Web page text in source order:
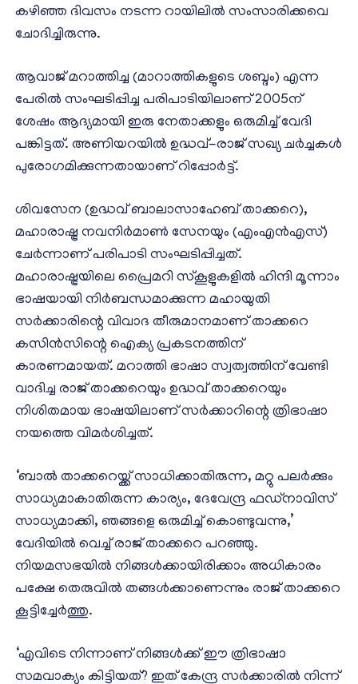
കഴിഞ്ഞ ദിവസം നടന്ന റായിലില്‍ സംസാരിക്കവെ
ചോദിച്ചിരുന്നു.
ആവാജ് മറാത്തിച്ച (മാറാത്തികളുടെ ശബ്ദം) എന്ന
പേരില്‍ സംഘടിപ്പിച്ച പരിപാടിയിലാണ് 2005ന്
ശേഷം ആദ്യമായി ഇരു നേതാക്കളും ഒരുമിച്ച് വേദി
പങ്കിട്ടത്. അണിയറയില്‍ ഉദ്ധവ്-രാജ് സഖ്യ ചര്‍ച്ചകള്‍
പുരോഗമിക്കുന്നതായാണ് റിപ്പോര്‍ട്ട്.
ശിവസേന (ഉദ്ധവ് ബാലാസാഹേബ് താക്കറെ),
മഹാരാഷ്ട്ര നവനിര്‍മാണ്‍ സേനയും (എംഎന്‍എസ്)
ചേര്‍ന്നാണ് പരിപാടി സംഘടിപ്പിച്ചത്.
മഹാരാഷ്ട്രയിലെ പ്രൈമറി സ്‌കൂളുകളില്‍ ഹിന്ദി മൂന്നാം
ഭാഷയായി നിര്‍ബന്ധമാക്കുന്ന മഹായുതി
സര്‍ക്കാരിന്റെ വിവാദ തീരുമാനമാണ് താക്കറെ
കസിന്‍സിന്റെ ഐക്യ പ്രകടനത്തിന്
കാരണമായത്. മറാത്തി ഭാഷാ സ്വത്വത്തിന് വേണ്ടി
വാദിച്ച രാജ് താക്കറെയും ഉദ്ധവ് താക്കറെയും
നിശിതമായ ഭാഷയിലാണ് സര്‍ക്കാറിന്റെ ത്രിഭാഷാ
നയത്തെ വിമര്‍ശിച്ചത്.
‘ബാല്‍ താക്കറെയ്ക്ക് സാധിക്കാതിരുന്ന, മറ്റു പലര്‍ക്കും
സാധ്യമാകാതിരുന്ന കാര്യം, ദേവേന്ദ്ര ഫഡ്‌നാവിസ്
സാധ്യമാക്കി, ഞങ്ങളെ ഒരുമിച്ച് കൊണ്ടുവന്നു,’
വേദിയില്‍ വെച്ച് രാജ് താക്കറെ പറഞ്ഞു.
നിയമസഭയില്‍ നിങ്ങള്‍ക്കായിരിക്കാം അധികാരം
പക്ഷേ തെരുവില്‍ തങ്ങള്‍ക്കാണെന്നും രാജ് താക്കറെ
കൂട്ടിച്ചേര്‍ത്തു.
‘എവിടെ നിന്നാണ് നിങ്ങള്‍ക്ക് ഈ ത്രിഭാഷാ
സമവാക്യം കിട്ടിയത്? ഇത് കേന്ദ്ര സര്‍ക്കാരില്‍ നിന്ന്